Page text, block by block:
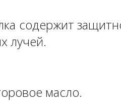
содержит
лучей.
масло.